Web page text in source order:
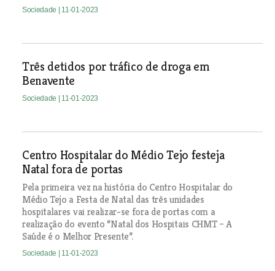
Sociedade | 11-01-2023
Três detidos por tráfico de droga em
Benavente
Sociedade | 11-01-2023
Centro Hospitalar do Médio Tejo festeja
Natal fora de portas
Pela primeira vez na história do Centro Hospitalar do
Médio Tejo a Festa de Natal das três unidades
hospitalares vai realizar-se fora de portas com a
realização do evento “Natal dos Hospitais CHMT – A
Saúde é o Melhor Presente”.
Sociedade | 11-01-2023